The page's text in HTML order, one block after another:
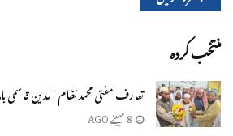
منتخب کردہ
تعارف مفتی محمد نظام الدین قاسمی